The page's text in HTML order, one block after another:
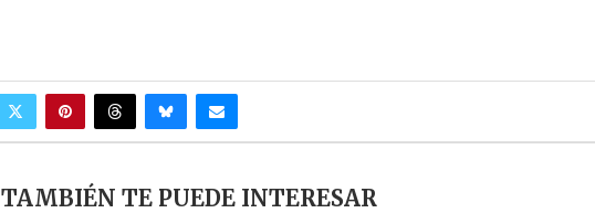
TAMBIÉN TE PUEDE INTERESAR